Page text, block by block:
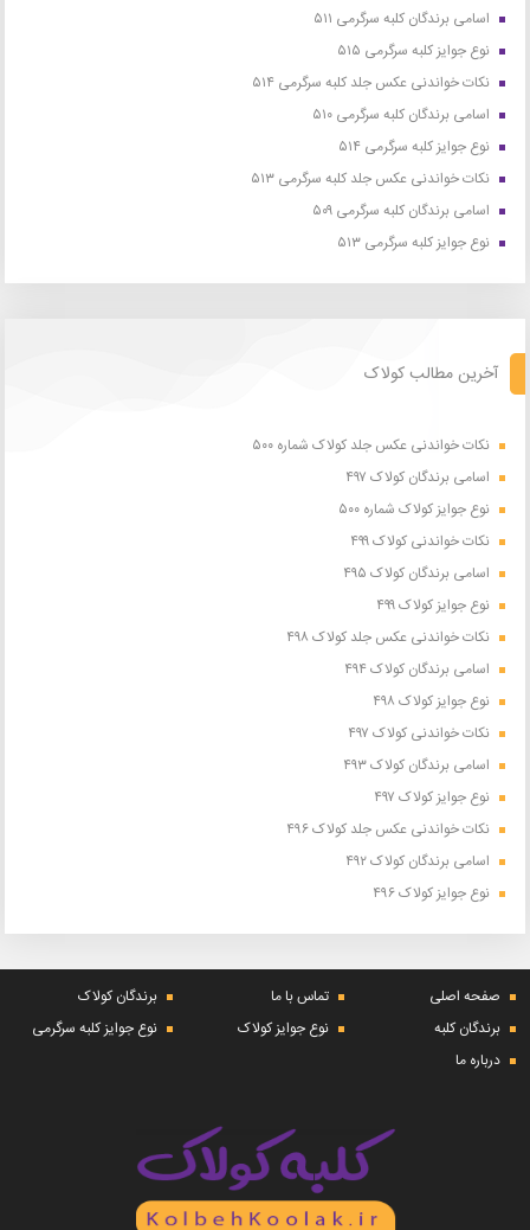
اسامی برندگان کلبه سرگرمی ۵۱۱
نوع جوایز کلبه سرگرمی ۵۱۵
نکات خواندنی عکس جلد کلبه سرگرمی ۵۱۴
اسامی برندگان کلبه سرگرمی ۵۱۰
نوع جوایز کلبه سرگرمی ۵۱۴
نکات خواندنی عکس جلد کلبه سرگرمی ۵۱۳
اسامی برندگان کلبه سرگرمی ۵۰۹
نوع جوایز کلبه سرگرمی ۵۱۳
آخرین مطالب کولاک
نکات خواندنی عکس جلد کولاک شماره ۵۰۰
اسامی برندگان کولاک ۴۹۷
نوع جوایز کولاک شماره ۵۰۰
نکات خواندنی کولاک ۴۹۹
اسامی برندگان کولاک ۴۹۵
نوع جوایز کولاک ۴۹۹
نکات خواندنی عکس جلد کولاک ۴۹۸
اسامی برندگان کولاک ۴۹۴
نوع جوایز کولاک ۴۹۸
نکات خواندنی کولاک ۴۹۷
اسامی برندگان کولاک ۴۹۳
نوع جوایز کولاک ۴۹۷
نکات خواندنی عکس جلد کولاک ۴۹۶
اسامی برندگان کولاک ۴۹۲
نوع جوایز کولاک ۴۹۶
صفحه اصلی تماس با ما
برندگان کولاک
برندگان کلبه
نوع جوایز کولاک
نوع جوایز کلبه سرگرمی
درباره ما